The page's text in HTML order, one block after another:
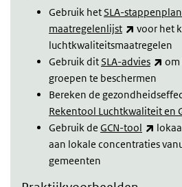
Gebruik hetSLA-stappenplan
maatregelenlijst
(link is
voor het
luchtkwaliteitsmaatregelen
Gebruik ditSLA-advies
om
groepen te beschermen
Bereken de
Rekentool Luchtkwaliteit en
Gebruik de GCN-tool (link
aan lokale concentraties
gemeenten